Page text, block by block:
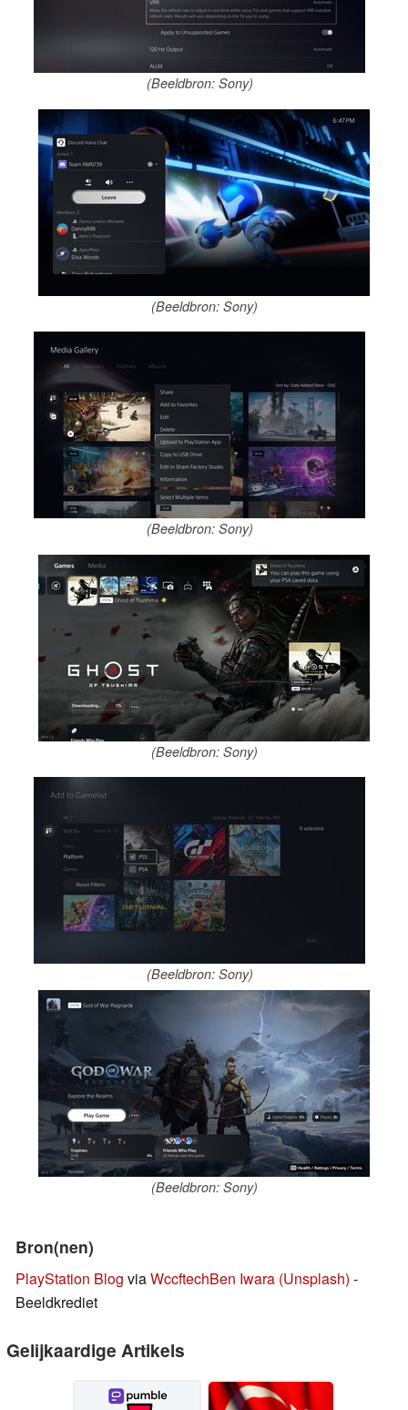
(Beeldbron: Sony)
(Beeldbron: Sony)
(Beeldbron: Sony)
(Beeldbron: Sony)
(Beeldbron: Sony)
(Beeldbron: Sony)
Bron(nen)
PlayStation Blog viaWccftechBen Iwara (Unsplash) -
Beeldkrediet
Gelijkaardige Artikels